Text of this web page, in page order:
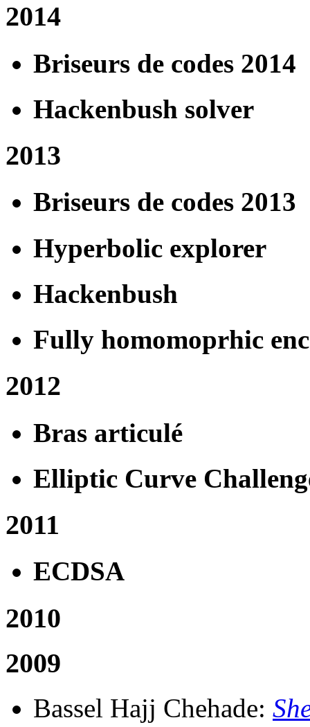
2014
Briseurs de codes 2014
Hackenbush solver
2013
Briseurs de codes 2013
Hyperbolic explorer
Hackenbush
Fully homomoprhic
2012
Bras articulé
Elliptic Curve
2011
ECDSA
2010
2009
Bassel Hajj Chehade: